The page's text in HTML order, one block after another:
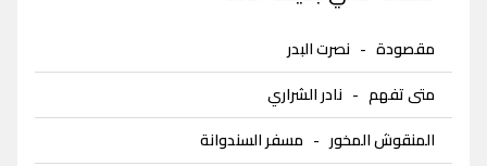
مقصودة - نصرت البدر
متى تفهم - نادر الشراري
المنقوش المخور - مسفر السندوانة